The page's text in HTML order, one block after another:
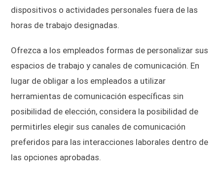
dispositivos o actividades personales fuera de las
horas de trabajo designadas.
Ofrezca a los empleados formas de personalizar sus
espacios de trabajo y canales de comunicación. En
lugar de obligar a los empleados a utilizar
herramientas de comunicación específicas sin
posibilidad de elección, considera la posibilidad de
permitirles elegir sus canales de comunicación
preferidos para las interacciones laborales dentro de
las opciones aprobadas.